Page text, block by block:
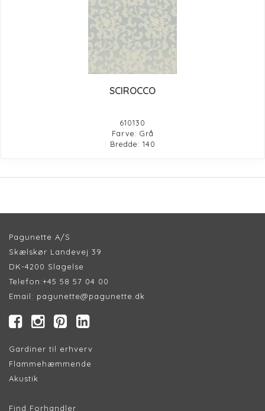
SCIROCCO
610130
Farve: Grå
Bredde: 140
Pagunette A/S
Skælskør Landevej 39
DK-4200 Slagelse
Telefon:+45 58 57 04 00
Email: pagunette@pagunette.dk
Gardiner til erhverv
Flammehæmmende
Akustik
Find Forhandler